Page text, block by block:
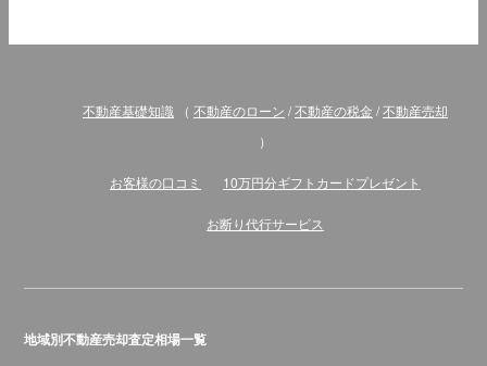
不動産基礎知識 （ 不動産のローン /不動産の税金 /不動産売却
）
お客様の口コミ 10万円分ギフトカードプレゼント
お断り代行サービス
地域別不動産売却査定相場一覧